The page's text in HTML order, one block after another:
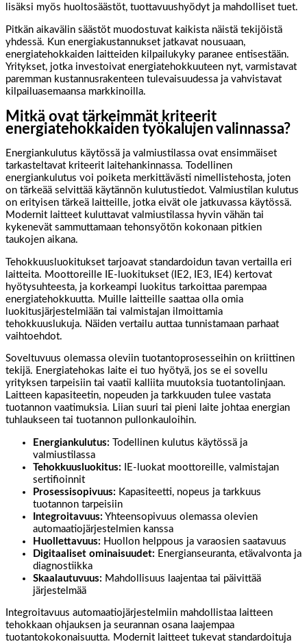
lisäksi myös huoltosäästöt, tuottavuushyödyt ja mahdolliset tuet.
Pitkän aikavälin säästöt muodostuvat kaikista näistä tekijöistä
yhdessä. Kun energiakustannukset jatkavat nousuaan,
energiatehokkaiden laitteiden kilpailukyky paranee entisestään.
Yritykset, jotka investoivat energiatehokkuuteen nyt, varmistavat
paremman kustannusrakenteen tulevaisuudessa ja vahvistavat
kilpailuasemaansa markkinoilla.
Mitkä ovat tärkeimmät kriteerit
energiatehokkaiden työkalujen valinnassa?
Energiankulutus käytössä ja valmiustilassa ovat ensimmäiset
tarkasteltavat kriteerit laitehankinnassa. Todellinen
energiankulutus voi poiketa merkittävästi nimellistehosta, joten
on tärkeää selvittää käytännön kulutustiedot. Valmiustilan kulutus
on erityisen tärkeä laitteille, jotka eivät ole jatkuvassa käytössä.
Modernit laitteet kuluttavat valmiustilassa hyvin vähän tai
kykenevät sammuttamaan tehonsyötön kokonaan pitkien
taukojen aikana.
Tehokkuusluokitukset tarjoavat standardoidun tavan vertailla eri
laitteita. Moottoreille IE-luokitukset (IE2, IE3, IE4) kertovat
hyötysuhteesta, ja korkeampi luokitus tarkoittaa parempaa
energiatehokkuutta. Muille laitteille saattaa olla omia
luokitusjärjestelmiään tai valmistajan ilmoittamia
tehokkuuslukuja. Näiden vertailu auttaa tunnistamaan parhaat
vaihtoehdot.
Soveltuvuus olemassa oleviin tuotantoprosesseihin on kriittinen
tekijä. Energiatehokas laite ei tuo hyötyä, jos se ei sovellu
yrityksen tarpeisiin tai vaatii kalliita muutoksia tuotantolinjaan.
Laitteen kapasiteetin, nopeuden ja tarkkuuden tulee vastata
tuotannon vaatimuksia. Liian suuri tai pieni laite johtaa energian
tuhlaukseen tai tuotannon pullonkauloihin.
Energiankulutus: Todellinen kulutus käytössä ja
valmiustilassa
Tehokkuusluokitus: IE-luokat moottoreille, valmistajan
sertifioinnit
Prosessisopivuus: Kapasiteetti, nopeus ja tarkkuus
tuotannon tarpeisiin
Integroitavuus: Yhteensopivuus olemassa olevien
automaatiojärjestelmien kanssa
Huollettavuus: Huollon helppous ja varaosien saatavuus
Digitaaliset ominaisuudet: Energianseuranta, etävalvonta ja
diagnostiikka
Skaalautuvuus: Mahdollisuus laajentaa tai päivittää
järjestelmää
Integroitavuus automaatiojärjestelmiin mahdollistaa laitteen
tehokkaan ohjauksen ja seurannan osana laajempaa
tuotantokokonaisuutta. Modernit laitteet tukevat standardoituja